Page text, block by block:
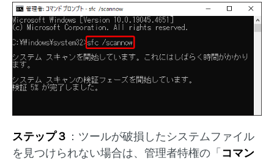
ステップ３ ：ツールが破損したシステムファイル
を見つけられない場合は、管理者特権の「コマン